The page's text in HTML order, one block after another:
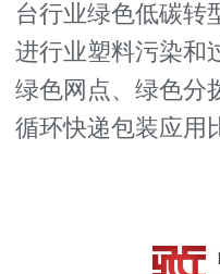
台行业绿色低碳转
进行业塑料污染和
绿色网点、绿色分
循环快递包装应用